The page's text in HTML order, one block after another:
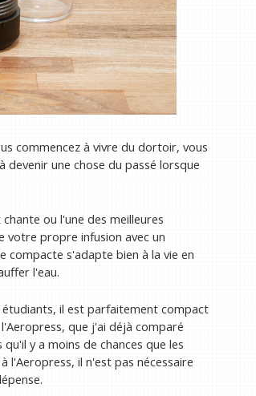
commencez à vivre du dortoir, vous
une chose du passé lorsque
ou l'une des meilleures
votre propre infusion avec un
compacte s'adapte bien à la vie en
l'eau.
il est parfaitement compact
que j'ai déjà comparé
y a moins de chances que les
l'Aeropress, il n'est pas nécessaire